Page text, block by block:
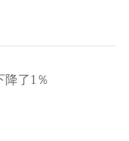
降了1％